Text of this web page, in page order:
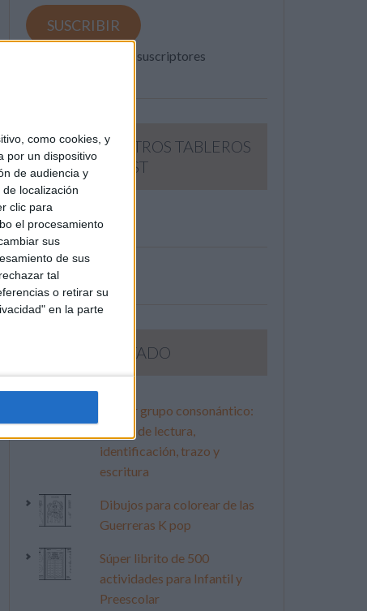
como cookies, y
por un dispositivo
de audiencia y
localización
clic para
el procesamiento
sus
de sus
tal
o retirar su
en la parte
email
SUSCRIBIR
Únete a otros 371K suscriptores
SIGUE NUESTROS TABLEROS
EN PINTEREST
LO MÁS VISITADO
Primer grupo consonántico:
Fichas de lectura,
identificación, trazo y
escritura
Dibujos para colorear de las
Guerreras K pop
Súper librito de 500
actividades para Infantil y
Preescolar